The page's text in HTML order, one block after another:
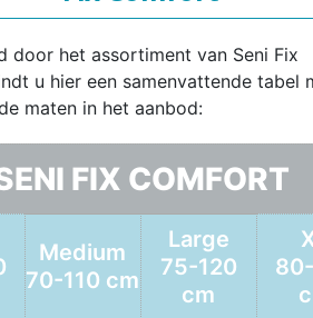
door het assortiment van Seni Fix
u hier een samenvattende tabel
maten in het aanbod:
FIX COMFORT
Medium
70-110 cm
Large
75-120
cm